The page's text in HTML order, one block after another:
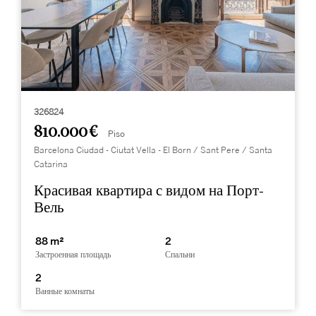
326824
810.000 € Piso
Barcelona Ciudad - Ciutat Vella - El Born / Sant Pere / Santa
Catarina
Красивая квартира с видом на Порт-
Вель
88 m²
Застроенная площадь
2
Спальни
2
Ванные комнаты